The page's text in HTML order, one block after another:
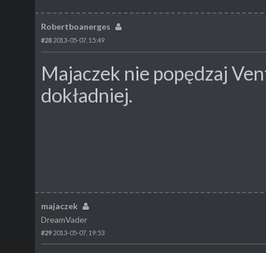
Robertboanerges
#28 2013-05-07, 15:49
Majaczek nie popędzaj
dokładniej.
majaczek
DreamVader
#29 2013-05-07, 19:53